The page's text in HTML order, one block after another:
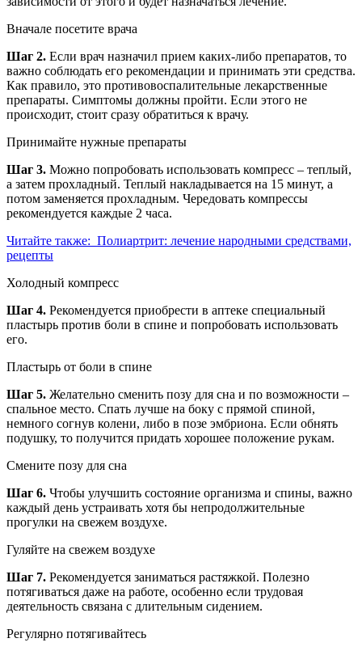
Вначале посетите врача
Шаг 2. Если врач назначил прием каких-либо препаратов, то
важно соблюдать его рекомендации и принимать эти средства.
Как правило, это противовоспалительные лекарственные
препараты. Симптомы должны пройти. Если этого не
происходит, стоит сразу обратиться к врачу.
Принимайте нужные препараты
Шаг 3. Можно попробовать использовать компресс – теплый,
а затем прохладный. Теплый накладывается на 15 минут, а
потом заменяется прохладным. Чередовать компрессы
рекомендуется каждые 2 часа.
Читайте также: Полиартрит: лечение народными средствами,
рецепты
Холодный компресс
Шаг 4. Рекомендуется приобрести в аптеке специальный
пластырь против боли в спине и попробовать использовать
его.
Пластырь от боли в спине
Шаг 5. Желательно сменить позу для сна и по возможности –
спальное место. Спать лучше на боку с прямой спиной,
немного согнув колени, либо в позе эмбриона. Если обнять
подушку, то получится придать хорошее положение рукам.
Смените позу для сна
Шаг 6. Чтобы улучшить состояние организма и спины, важно
каждый день устраивать хотя бы непродолжительные
прогулки на свежем воздухе.
Гуляйте на свежем воздухе
Шаг 7. Рекомендуется заниматься растяжкой. Полезно
потягиваться даже на работе, особенно если трудовая
деятельность связана с длительным сидением.
Регулярно потягивайтесь